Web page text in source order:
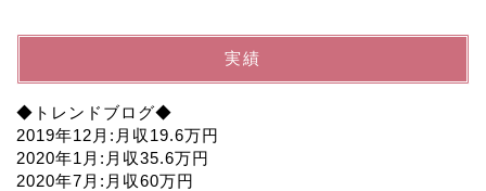
実績
◆トレンドブログ◆
2019年12月:月収19.6万円
2020年1月:月収35.6万円
2020年7月:月収60万円